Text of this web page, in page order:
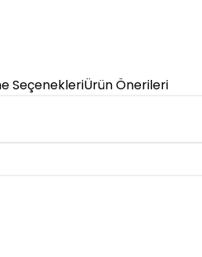
SeçenekleriÜrün Önerileri